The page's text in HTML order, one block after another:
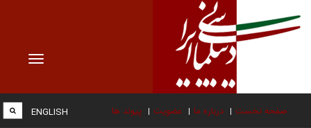
Toggle
صفحه نخست درباره ما عضویت پیوند ها ENGLISH